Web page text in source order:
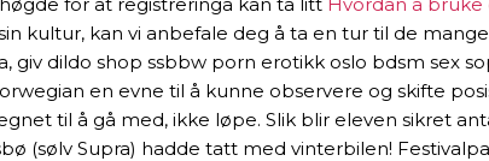
kultur, kan vi anbefale deg å ta en tur til de
dildo shop ssbbw porn erotikk oslo bdsm sex
en evne til å kunne observere og skifte
til å gå med, ikke løpe. Slik blir eleven sikret
(sølv Supra) hadde tatt med vinterbilen!